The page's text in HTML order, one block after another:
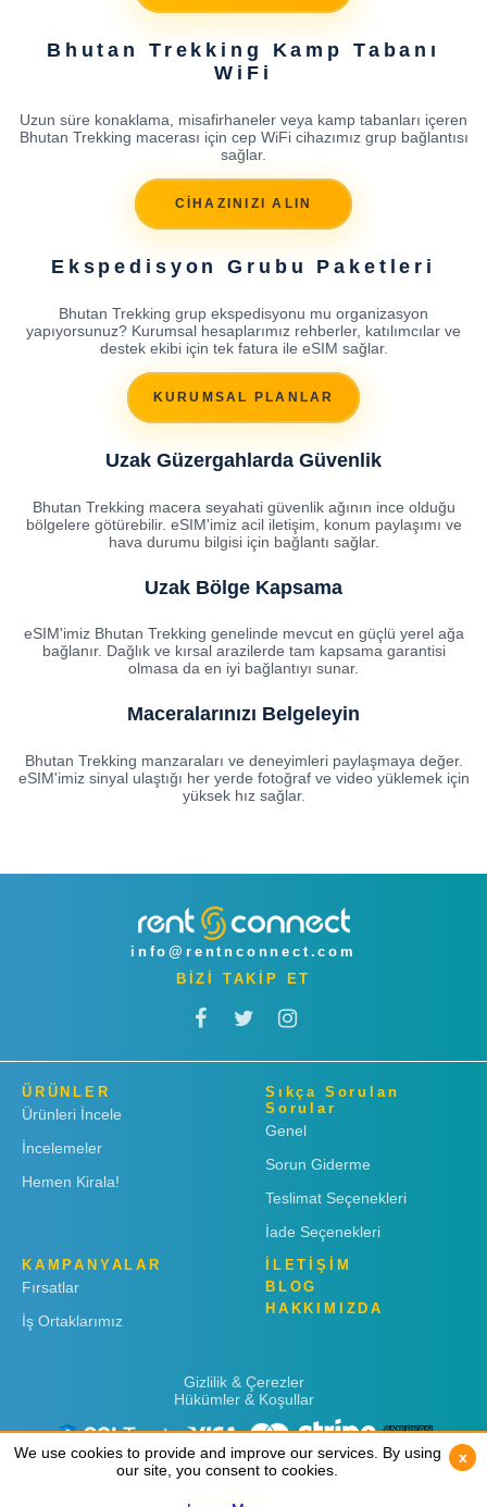
Bhutan Trekking Kamp Tabanı
WiFi
Uzun süre konaklama, misafirhaneler veya kamp tabanları içeren
Bhutan Trekking macerası için cep WiFi cihazımız grup bağlantısı
sağlar.
CİHAZINIZI ALIN
Ekspedisyon Grubu Paketleri
Bhutan Trekking grup ekspedisyonu mu organizasyon
yapıyorsunuz? Kurumsal hesaplarımız rehberler, katılımcılar ve
destek ekibi için tek fatura ile eSIM sağlar.
KURUMSAL PLANLAR
Uzak Güzergahlarda Güvenlik
Bhutan Trekking macera seyahati güvenlik ağının ince olduğu
bölgelere götürebilir. eSIM'imiz acil iletişim, konum paylaşımı ve
hava durumu bilgisi için bağlantı sağlar.
Uzak Bölge Kapsama
eSIM'imiz Bhutan Trekking genelinde mevcut en güçlü yerel ağa
bağlanır. Dağlık ve kırsal arazilerde tam kapsama garantisi
olmasa da en iyi bağlantıyı sunar.
Maceralarınızı Belgeleyin
Bhutan Trekking manzaraları ve deneyimleri paylaşmaya değer.
eSIM'imiz sinyal ulaştığı her yerde fotoğraf ve video yüklemek için
yüksek hız sağlar.
info@rentnconnect.com
BİZİ TAKİP ET
ÜRÜNLER
Ürünleri İncele
İncelemeler
Hemen Kirala!
Sıkça Sorulan
Sorular
Genel
Sorun Giderme
Teslimat Seçenekleri
İade Seçenekleri
KAMPANYALAR
Fırsatlar
İş Ortaklarımız
İLETİŞİM
BLOG
HAKKIMIZDA
Gizlilik & Çerezler
Hükümler & Koşullar
We use cookies to provide and improve our services. By using
our site, you consent to cookies.
x
We use cookies to provide and improve our services. By using
our site, you consent to cookies.
x